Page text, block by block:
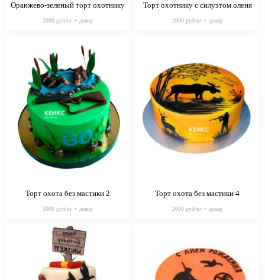
Оранжево-зеленый торт охотнику
2000 руб/кг + декор
Торт охотнику с силуэтом оленя
2000 руб/кг + декор
Торт охота без мастики 2
2000 руб/кг + декор
Торт охота без мастики 4
2000 руб/кг + декор